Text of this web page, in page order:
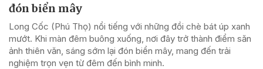
đón biển mây
Long Cốc (Phú Thọ) nổi tiếng với những đồi chè bát úp xanh
mướt. Khi màn đêm buông xuống, nơi đây trở thành điểm săn
ảnh thiên văn, sáng sớm lại đón biển mây, mang đến trải
nghiệm trọn vẹn từ đêm đến bình minh.